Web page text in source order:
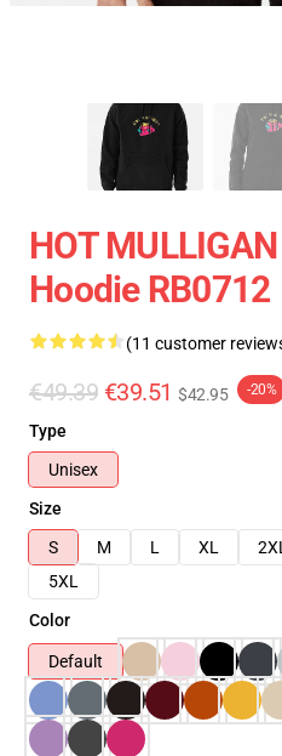
HOT
Hoodie RB0712
(11 customer
€49.39 €39.51 $42.95 -20%
Type
Unisex
Size
S
M L XL 2XL
5XL
Color
Default